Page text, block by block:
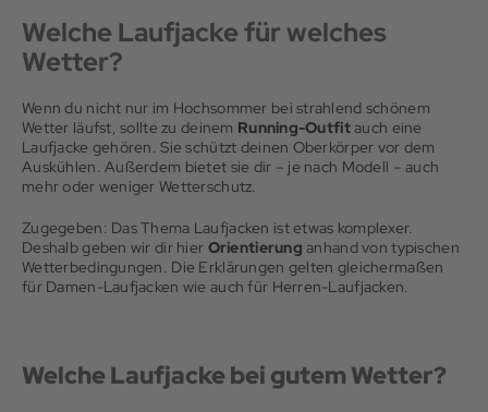
Welche Laufjacke für welches
Wetter?
Wenn du nicht nur im Hochsommer bei strahlend schönem
Wetter läufst, sollte zu deinem Running-Outfitauch eine
Laufjacke gehören. Sie schützt deinen Oberkörper vor dem
Auskühlen. Außerdem bietet sie dir – je nach Modell – auch
mehr oder weniger Wetterschutz.
Zugegeben: Das Thema Laufjacken ist etwas komplexer.
Deshalb geben wir dir hier Orientierunganhand von typischen
Wetterbedingungen. Die Erklärungen gelten gleichermaßen
für Damen-Laufjacken wie auch für Herren-Laufjacken.
Welche Laufjacke bei gutem Wetter?